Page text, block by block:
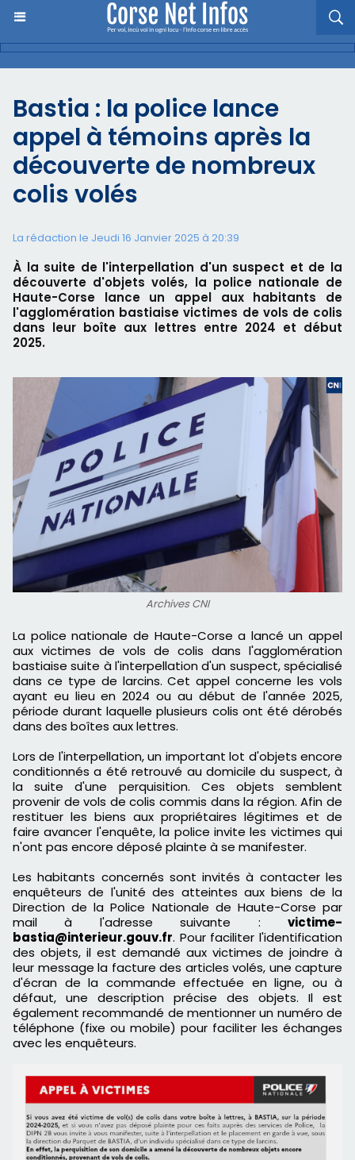
Bastia : la police lance
appel à témoins après la
découverte de nombreux
colis volés
La rédaction le Jeudi 16 Janvier 2025 à 20:39
À la suite de l'interpellation d'un suspect et de la
découverte d'objets volés, la police nationale de
Haute-Corse lance un appel aux habitants de
l'agglomération bastiaise victimes de vols de colis
dans leur boîte aux lettres entre 2024 et début
2025.
Archives CNI
La police nationale de Haute-Corse a lancé un appel
aux victimes de vols de colis dans l'agglomération
bastiaise suite à l'interpellation d'un suspect, spécialisé
dans ce type de larcins. Cet appel concerne les vols
ayant eu lieu en 2024 ou au début de l'année 2025,
période durant laquelle plusieurs colis ont été dérobés
dans des boîtes aux lettres.
Lors de l'interpellation, un important lot d'objets encore
conditionnés a été retrouvé au domicile du suspect, à
la suite d'une perquisition. Ces objets semblent
provenir de vols de colis commis dans la région. Afin de
restituer les biens aux propriétaires légitimes et de
faire avancer l'enquête, la police invite les victimes qui
n'ont pas encore déposé plainte à se manifester.
Les habitants concernés sont invités à contacter les
enquêteurs de l'unité des atteintes aux biens de la
Direction de la Police Nationale de Haute-Corse par
mail à l'adresse suivante : victime-
bastia@interieur.gouv.fr. Pour faciliter l'identification
des objets, il est demandé aux victimes de joindre à
leur message la facture des articles volés, une capture
d'écran de la commande effectuée en ligne, ou à
défaut, une description précise des objets. Il est
également recommandé de mentionner un numéro de
téléphone (fixe ou mobile) pour faciliter les échanges
avec les enquêteurs.